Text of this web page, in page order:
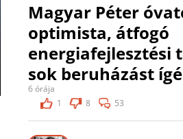
Magyar Péter
optimista, átfogó
energiafejlesztési
sok beruházást
6 órája
1
8 53